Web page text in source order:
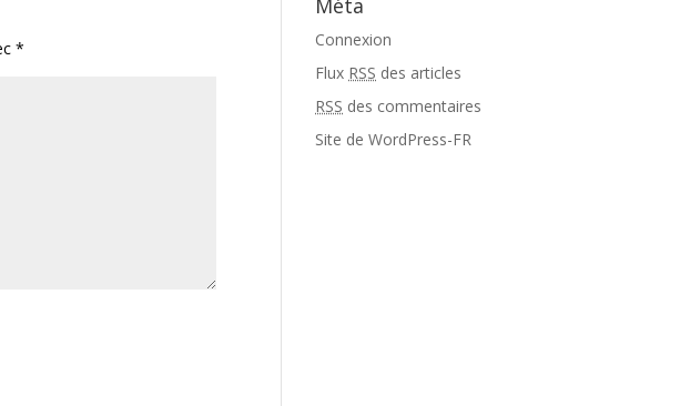
*
Méta
Connexion
Flux RSS des articles
RSS des commentaires
Site de WordPress-FR